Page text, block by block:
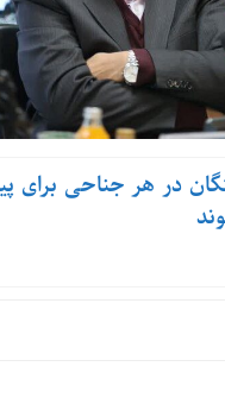
در هر جناحی برای